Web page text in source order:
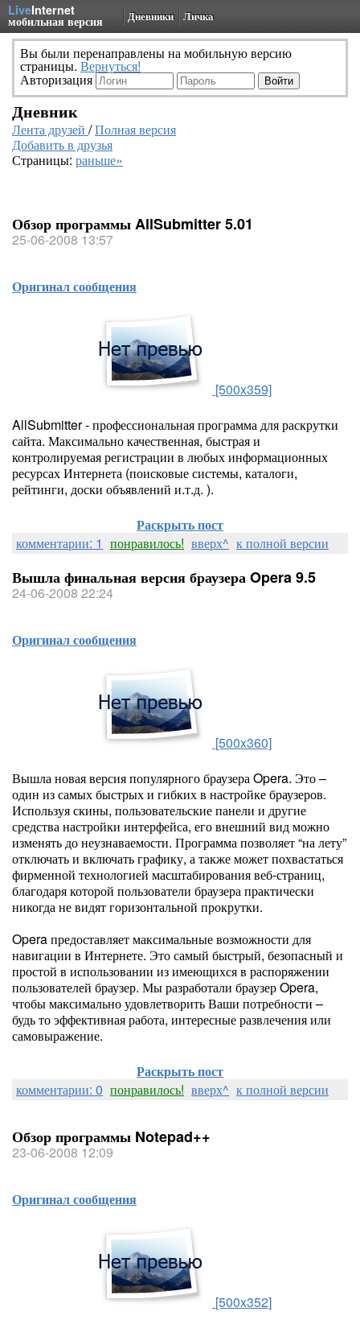
LiveInternet
мобильная версия Дневники Личка
Вы были перенаправлены на мобильную версию
страницы. Вернуться!
Авторизация
Дневник
Лента друзей /Полная версия
Добавить в друзья
Страницы: раньше»
Обзор программы AllSubmitter 5.01
25-06-2008 13:57
Оригинал сообщения
[500x359]
AllSubmitter - профессиональная программа для раскрутки
сайта. Максимально качественная, быстрая и
контролируемая регистрации в любых информационных
ресурсах Интернета (поисковые системы, каталоги,
рейтинги, доски объявлений и.т.д. ).
Раскрыть пост
комментарии: 1 понравилось! вверх^ к полной версии
Вышла финальная версия браузера Opera 9.5
24-06-2008 22:24
Оригинал сообщения
[500x360]
Вышла новая версия популярного браузера Opera. Это –
один из самых быстрых и гибких в настройке браузеров.
Используя скины, пользовательские панели и другие
средства настройки интерфейса, его внешний вид можно
изменять до неузнаваемости. Программа позволяет “на лету”
отключать и включать графику, а также может похвастаться
фирменной технологией масштабирования веб-страниц,
благодаря которой пользователи браузера практически
никогда не видят горизонтальной прокрутки.
Opera предоставляет максимальные возможности для
навигации в Интернете. Это самый быстрый, безопасный и
простой в использовании из имеющихся в распоряжении
пользователей браузер. Мы разработали браузер Opera,
чтобы максимально удовлетворить Ваши потребности –
будь то эффективная работа, интересные развлечения или
самовыражение.
Раскрыть пост
комментарии: 0 понравилось! вверх^ к полной версии
Обзор программы Notepad++
23-06-2008 12:09
Оригинал сообщения
[500x352]